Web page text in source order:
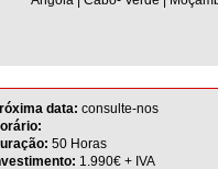
data: consulte-nos
50 Horas
1.990€ + IVA